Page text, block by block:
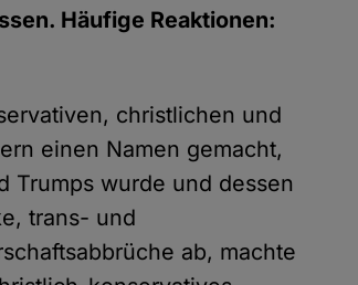
Häufige Reaktionen:
christlichen und
einen Namen gemacht,
Trumps wurde und dessen
trans- und
ab, machte